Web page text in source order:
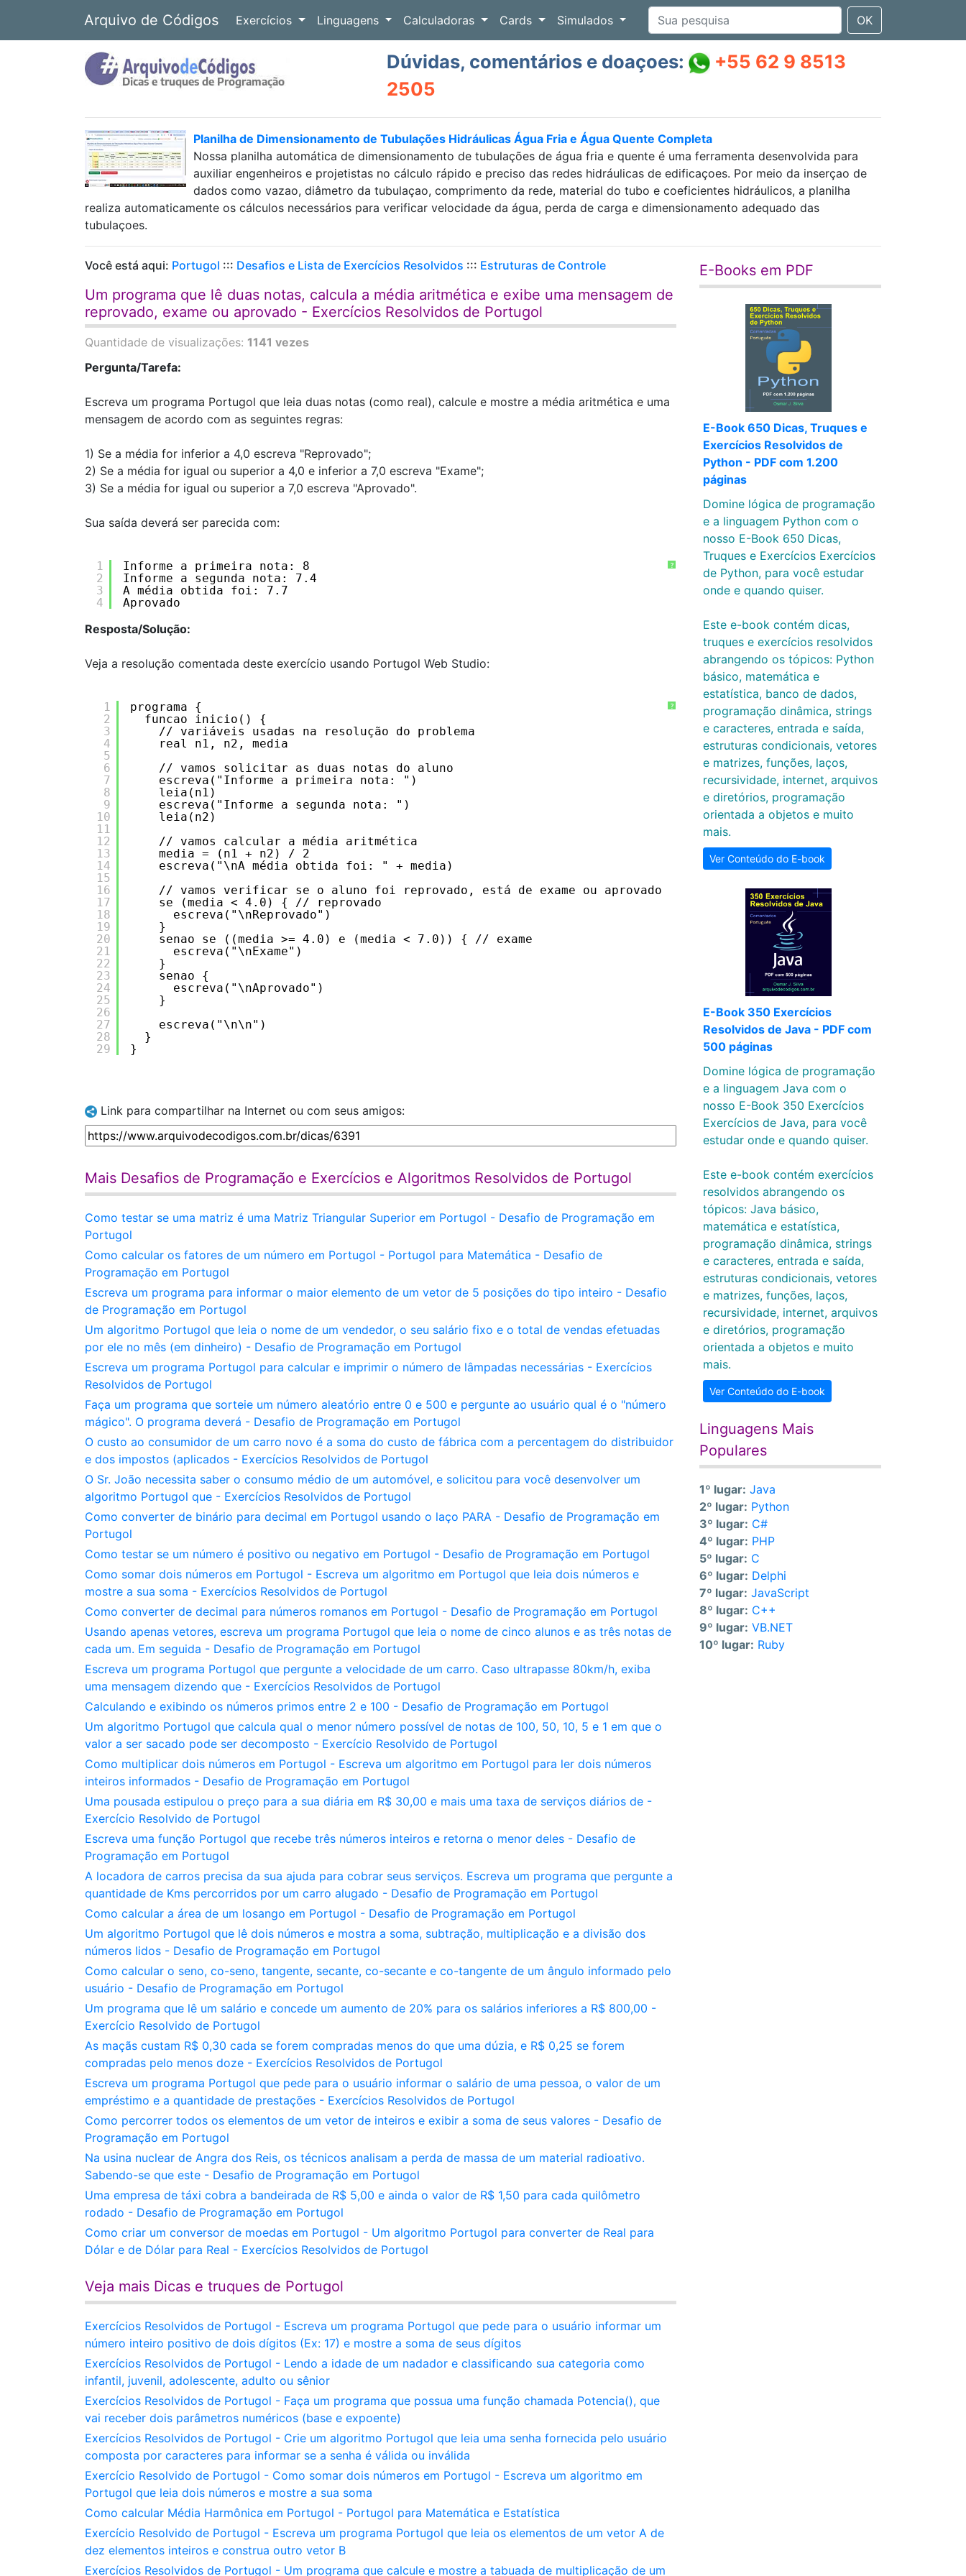
Arquivo de Códigos Exercícios Linguagens Calculadoras Cards Simulados OK
Dúvidas, comentários e doaçoes:
+55 62 9 8513
2505
Planilha de Dimensionamento de Tubulações Hidráulicas Água Fria e Água Quente Completa
Nossa planilha automática de dimensionamento de tubulações de água fria e quente é uma ferramenta desenvolvida para
auxiliar engenheiros e projetistas no cálculo rápido e preciso das redes hidráulicas de edificaçoes. Por meio da inserçao de
dados como vazao, diâmetro da tubulaçao, comprimento da rede, material do tubo e coeficientes hidráulicos, a planilha
realiza automaticamente os cálculos necessários para verificar velocidade da água, perda de carga e dimensionamento adequado das
tubulaçoes.
Você está aqui: Portugol ::: Desafios e Lista de Exercícios Resolvidos ::: Estruturas de Controle
Um programa que lê duas notas, calcula a média aritmética e exibe uma mensagem de
reprovado, exame ou aprovado - Exercícios Resolvidos de Portugol
Quantidade de visualizações: 1141 vezes
Pergunta/Tarefa:
Escreva um programa Portugol que leia duas notas (como real), calcule e mostre a média aritmética e uma
mensagem de acordo com as seguintes regras:
1) Se a média for inferior a 4,0 escreva "Reprovado";
2) Se a média for igual ou superior a 4,0 e inferior a 7,0 escreva "Exame";
3) Se a média for igual ou superior a 7,0 escreva "Aprovado".
Sua saída deverá ser parecida com:
?
1
2
3
4
Informe a primeira nota: 8
Informe a segunda nota: 7.4
A média obtida foi: 7.7
Aprovado
Resposta/Solução:
Veja a resolução comentada deste exercício usando Portugol Web Studio:
?
1
2
3
4
5
6
7
8
9
10
11
12
13
14
15
16
17
18
19
20
21
22
23
24
25
26
27
28
29
programa {
funcao inicio() {
// variáveis usadas na resolução do problema
real n1, n2, media
// vamos solicitar as duas notas do aluno
escreva("Informe a primeira nota: ")
leia(n1)
escreva("Informe a segunda nota: ")
leia(n2)
// vamos calcular a média aritmética
media = (n1 + n2) / 2
escreva("\nA média obtida foi: " + media)
// vamos verificar se o aluno foi reprovado, está de exame ou aprovado
se (media < 4.0) { // reprovado
escreva("\nReprovado")
}
senao se ((media >= 4.0) e (media < 7.0)) { // exame
escreva("\nExame")
}
senao {
escreva("\nAprovado")
}
escreva("\n\n")
}
}
Link para compartilhar na Internet ou com seus amigos:
Mais Desafios de Programação e Exercícios e Algoritmos Resolvidos de Portugol
Como testar se uma matriz é uma Matriz Triangular Superior em Portugol - Desafio de Programação em
Portugol
Como calcular os fatores de um número em Portugol - Portugol para Matemática - Desafio de
Programação em Portugol
Escreva um programa para informar o maior elemento de um vetor de 5 posições do tipo inteiro - Desafio
de Programação em Portugol
Um algoritmo Portugol que leia o nome de um vendedor, o seu salário fixo e o total de vendas efetuadas
por ele no mês (em dinheiro) - Desafio de Programação em Portugol
Escreva um programa Portugol para calcular e imprimir o número de lâmpadas necessárias - Exercícios
Resolvidos de Portugol
Faça um programa que sorteie um número aleatório entre 0 e 500 e pergunte ao usuário qual é o "número
mágico". O programa deverá - Desafio de Programação em Portugol
O custo ao consumidor de um carro novo é a soma do custo de fábrica com a percentagem do distribuidor
e dos impostos (aplicados - Exercícios Resolvidos de Portugol
O Sr. João necessita saber o consumo médio de um automóvel, e solicitou para você desenvolver um
algoritmo Portugol que - Exercícios Resolvidos de Portugol
Como converter de binário para decimal em Portugol usando o laço PARA - Desafio de Programação em
Portugol
Como testar se um número é positivo ou negativo em Portugol - Desafio de Programação em Portugol
Como somar dois números em Portugol - Escreva um algoritmo em Portugol que leia dois números e
mostre a sua soma - Exercícios Resolvidos de Portugol
Como converter de decimal para números romanos em Portugol - Desafio de Programação em Portugol
Usando apenas vetores, escreva um programa Portugol que leia o nome de cinco alunos e as três notas de
cada um. Em seguida - Desafio de Programação em Portugol
Escreva um programa Portugol que pergunte a velocidade de um carro. Caso ultrapasse 80km/h, exiba
uma mensagem dizendo que - Exercícios Resolvidos de Portugol
Calculando e exibindo os números primos entre 2 e 100 - Desafio de Programação em Portugol
Um algoritmo Portugol que calcula qual o menor número possível de notas de 100, 50, 10, 5 e 1 em que o
valor a ser sacado pode ser decomposto - Exercício Resolvido de Portugol
Como multiplicar dois números em Portugol - Escreva um algoritmo em Portugol para ler dois números
inteiros informados - Desafio de Programação em Portugol
Uma pousada estipulou o preço para a sua diária em R$ 30,00 e mais uma taxa de serviços diários de -
Exercício Resolvido de Portugol
Escreva uma função Portugol que recebe três números inteiros e retorna o menor deles - Desafio de
Programação em Portugol
A locadora de carros precisa da sua ajuda para cobrar seus serviços. Escreva um programa que pergunte a
quantidade de Kms percorridos por um carro alugado - Desafio de Programação em Portugol
Como calcular a área de um losango em Portugol - Desafio de Programação em Portugol
Um algoritmo Portugol que lê dois números e mostra a soma, subtração, multiplicação e a divisão dos
números lidos - Desafio de Programação em Portugol
Como calcular o seno, co-seno, tangente, secante, co-secante e co-tangente de um ângulo informado pelo
usuário - Desafio de Programação em Portugol
Um programa que lê um salário e concede um aumento de 20% para os salários inferiores a R$ 800,00 -
Exercício Resolvido de Portugol
As maçãs custam R$ 0,30 cada se forem compradas menos do que uma dúzia, e R$ 0,25 se forem
compradas pelo menos doze - Exercícios Resolvidos de Portugol
Escreva um programa Portugol que pede para o usuário informar o salário de uma pessoa, o valor de um
empréstimo e a quantidade de prestações - Exercícios Resolvidos de Portugol
Como percorrer todos os elementos de um vetor de inteiros e exibir a soma de seus valores - Desafio de
Programação em Portugol
Na usina nuclear de Angra dos Reis, os técnicos analisam a perda de massa de um material radioativo.
Sabendo-se que este - Desafio de Programação em Portugol
Uma empresa de táxi cobra a bandeirada de R$ 5,00 e ainda o valor de R$ 1,50 para cada quilômetro
rodado - Desafio de Programação em Portugol
Como criar um conversor de moedas em Portugol - Um algoritmo Portugol para converter de Real para
Dólar e de Dólar para Real - Exercícios Resolvidos de Portugol
Veja mais Dicas e truques de Portugol
Exercícios Resolvidos de Portugol - Escreva um programa Portugol que pede para o usuário informar um
número inteiro positivo de dois dígitos (Ex: 17) e mostre a soma de seus dígitos
Exercícios Resolvidos de Portugol - Lendo a idade de um nadador e classificando sua categoria como
infantil, juvenil, adolescente, adulto ou sênior
Exercícios Resolvidos de Portugol - Faça um programa que possua uma função chamada Potencia(), que
vai receber dois parâmetros numéricos (base e expoente)
Exercícios Resolvidos de Portugol - Crie um algoritmo Portugol que leia uma senha fornecida pelo usuário
composta por caracteres para informar se a senha é válida ou inválida
Exercício Resolvido de Portugol - Como somar dois números em Portugol - Escreva um algoritmo em
Portugol que leia dois números e mostre a sua soma
Como calcular Média Harmônica em Portugol - Portugol para Matemática e Estatística
Exercício Resolvido de Portugol - Escreva um programa Portugol que leia os elementos de um vetor A de
dez elementos inteiros e construa outro vetor B
Exercícios Resolvidos de Portugol - Um programa que calcule e mostre a tabuada de multiplicação de um
E-Books em PDF
E-Book 650 Dicas, Truques e
Exercícios Resolvidos de
Python - PDF com 1.200
páginas
Domine lógica de programação
e a linguagem Python com o
nosso E-Book 650 Dicas,
Truques e Exercícios Exercícios
de Python, para você estudar
onde e quando quiser.
Este e-book contém dicas,
truques e exercícios resolvidos
abrangendo os tópicos: Python
básico, matemática e
estatística, banco de dados,
programação dinâmica, strings
e caracteres, entrada e saída,
estruturas condicionais, vetores
e matrizes, funções, laços,
recursividade, internet, arquivos
e diretórios, programação
orientada a objetos e muito
mais.
Ver Conteúdo do E-book
E-Book 350 Exercícios
Resolvidos de Java - PDF com
500 páginas
Domine lógica de programação
e a linguagem Java com o
nosso E-Book 350 Exercícios
Exercícios de Java, para você
estudar onde e quando quiser.
Este e-book contém exercícios
resolvidos abrangendo os
tópicos: Java básico,
matemática e estatística,
programação dinâmica, strings
e caracteres, entrada e saída,
estruturas condicionais, vetores
e matrizes, funções, laços,
recursividade, internet, arquivos
e diretórios, programação
orientada a objetos e muito
mais.
Ver Conteúdo do E-book
Linguagens Mais
Populares
1º lugar: Java
2º lugar: Python
3º lugar: C#
4º lugar: PHP
5º lugar: C
6º lugar: Delphi
7º lugar: JavaScript
8º lugar: C++
9º lugar: VB.NET
10º lugar: Ruby